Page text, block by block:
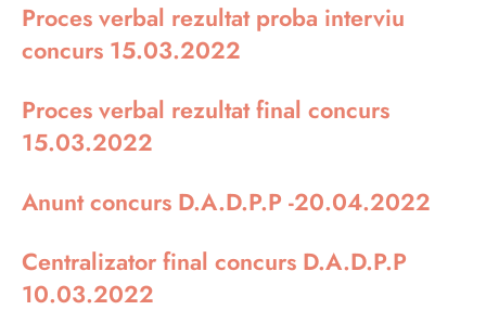
Proces verbal rezultat proba interviu
concurs 15.03.2022
Proces verbal rezultat final concurs
15.03.2022
Anunt concurs D.A.D.P.P -20.04.2022
Centralizator final concurs D.A.D.P.P
10.03.2022